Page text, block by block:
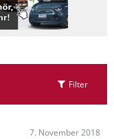
Filter
7. November 2018